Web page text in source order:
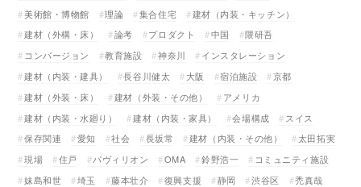
美術館・博物館
理論 集合住宅
建材（内装・キッチン）
建材（外構・床）
論考 プロダクト 中国
隈研吾
コンバージョン
教育施設 神奈川
インスタレーション
建材（内装・建具）
長谷川健太 大阪 宿泊施設
京都
建材（外装・床）
建材（外装・その他）
アメリカ
建材（内装・水廻り）
建材（内装・家具） 会場構成
スイス
保存関連
愛知 社会 長坂常 建材（内装・その他）
太田拓実
現場
住戸 パヴィリオン OMA 鈴野浩一
コミュニティ施設
妹島和世
埼玉 藤本壮介 復興支援 静岡 渋谷区 禿真哉